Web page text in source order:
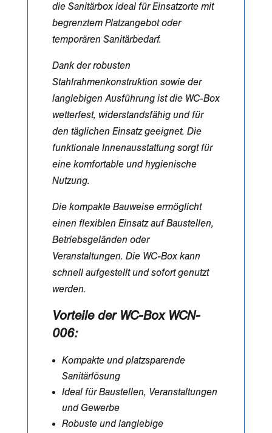
die Sanitärbox ideal für Einsatzorte mit
begrenztem Platzangebot oder
temporären Sanitärbedarf.
Dank der robusten
Stahlrahmenkonstruktion sowie der
langlebigen Ausführung ist die WC-Box
wetterfest, widerstandsfähig und für
den täglichen Einsatz geeignet. Die
funktionale Innenausstattung sorgt für
eine komfortable und hygienische
Nutzung.
Die kompakte Bauweise ermöglicht
einen flexiblen Einsatz auf Baustellen,
Betriebsgeländen oder
Veranstaltungen. Die WC-Box kann
schnell aufgestellt und sofort genutzt
werden.
Vorteile der WC-Box WCN-
006:
Kompakte und platzsparende
Sanitärlösung
Ideal für Baustellen, Veranstaltungen
und Gewerbe
Robuste und langlebige